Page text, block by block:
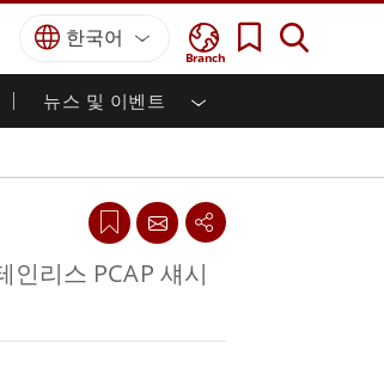
Branch
한국어
뉴스 및 이벤트
노트북
러기드 태블릿
플레이 / NVIS 디스플레이
리스 PCAP 섀시